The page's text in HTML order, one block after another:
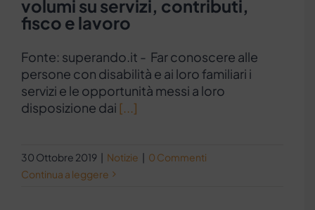
volumi su servizi, contributi,
fisco e lavoro
Fonte: superando.it - Far conoscere alle
persone con disabilità e ai loro familiari i
servizi e le opportunità messi a loro
disposizione dai [...]
30 Ottobre 2019 | Notizie | 0 Commenti
Continua a leggere